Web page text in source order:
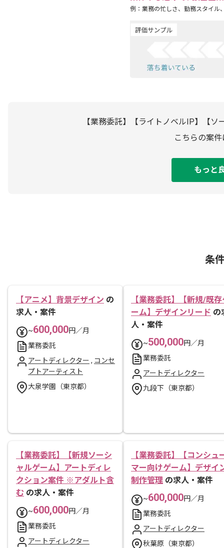
例：業務の忙しさ、勤務スタイル
【業務委託】【ライトノベルIP】【
こちらの案
もっと
条
【アニメ】背景デザイン の
求人・案件
~600,000円／月
業務委託
アートディレクター , コンセ
プトアーティスト
大泉学園（東京都）
【業務委託】【新規/既存
ーム】デザインリード の
人・案件
~500,000円／月
業務委託
アートディレクター
九段下（東京都）
【業務委託】【新規ソーシ
ャルゲーム】アートディレ
クション案件 ※アダルト含
む の求人・案件
~600,000円／月
業務委託
アートディレクター
【業務委託】【コンシュ
マー向けゲーム】デザイ
制作管理 の求人・案件
~600,000円／月
業務委託
アートディレクター
秋葉原（東京都）